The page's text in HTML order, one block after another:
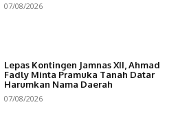
07/08/2026
Lepas Kontingen Jamnas XII, Ahmad
Fadly Minta Pramuka Tanah Datar
Harumkan Nama Daerah
07/08/2026